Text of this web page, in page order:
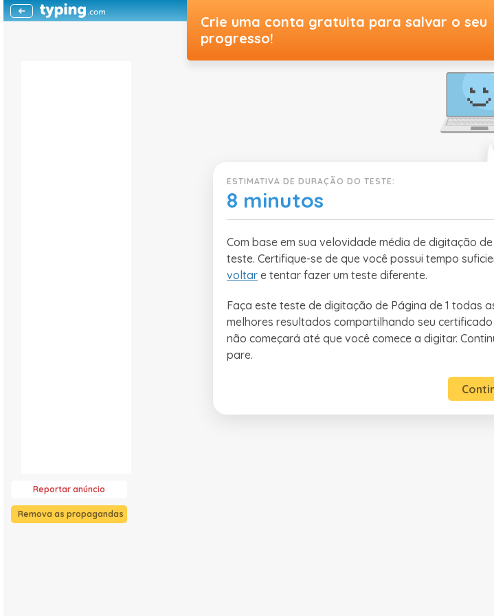
Crie uma conta gratuita para salvar o seu
progresso!
Reportar anúncio
Remova as propagandas
ESTIMATIVA DE DURAÇÃO DO TESTE:
8 minutos
Com base em sua velovidade média de digitação
teste. Certifique-se de que você possui tempo
voltar e tentar fazer um teste diferente.
Faça este teste de digitação de Página de 1 todas
melhores resultados compartilhando seu
não começará até que você comece a digitar.
pare.